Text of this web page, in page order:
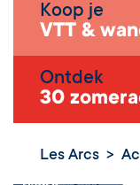
Koop je
VTT &
Ontdek
30
Les Arcs